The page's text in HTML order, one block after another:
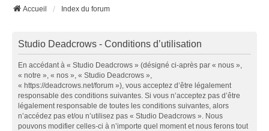
Accueil Index du forum
Studio Deadcrows - Conditions d’utilisation
En accédant à « Studio Deadcrows » (désigné ci-après par « nous »,
« notre », « nos », « Studio Deadcrows »,
« https://deadcrows.net/forum »), vous acceptez d’être légalement
responsable des conditions suivantes. Si vous n’acceptez pas d’être
légalement responsable de toutes les conditions suivantes, alors
n’accédez pas et/ou n’utilisez pas « Studio Deadcrows ». Nous
pouvons modifier celles-ci à n’importe quel moment et nous ferons tout